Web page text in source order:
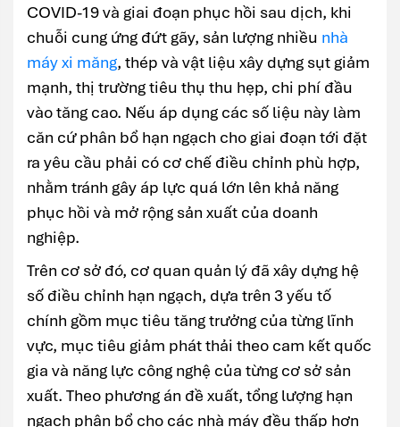
COVID-19 và giai đoạn phục hồi sau dịch, khi
chuỗi cung ứng đứt gãy, sản lượng nhiều nhà
máy xi măng, thép và vật liệu xây dựng sụt giảm
mạnh, thị trường tiêu thụ thu hẹp, chi phí đầu
vào tăng cao. Nếu áp dụng các số liệu này làm
căn cứ phân bổ hạn ngạch cho giai đoạn tới đặt
ra yêu cầu phải có cơ chế điều chỉnh phù hợp,
nhằm tránh gây áp lực quá lớn lên khả năng
phục hồi và mở rộng sản xuất của doanh
nghiệp.
Trên cơ sở đó, cơ quan quản lý đã xây dựng hệ
số điều chỉnh hạn ngạch, dựa trên 3 yếu tố
chính gồm mục tiêu tăng trưởng của từng lĩnh
vực, mục tiêu giảm phát thải theo cam kết quốc
gia và năng lực công nghệ của từng cơ sở sản
xuất. Theo phương án đề xuất, tổng lượng hạn
ngạch phân bổ cho các nhà máy đều thấp hơn